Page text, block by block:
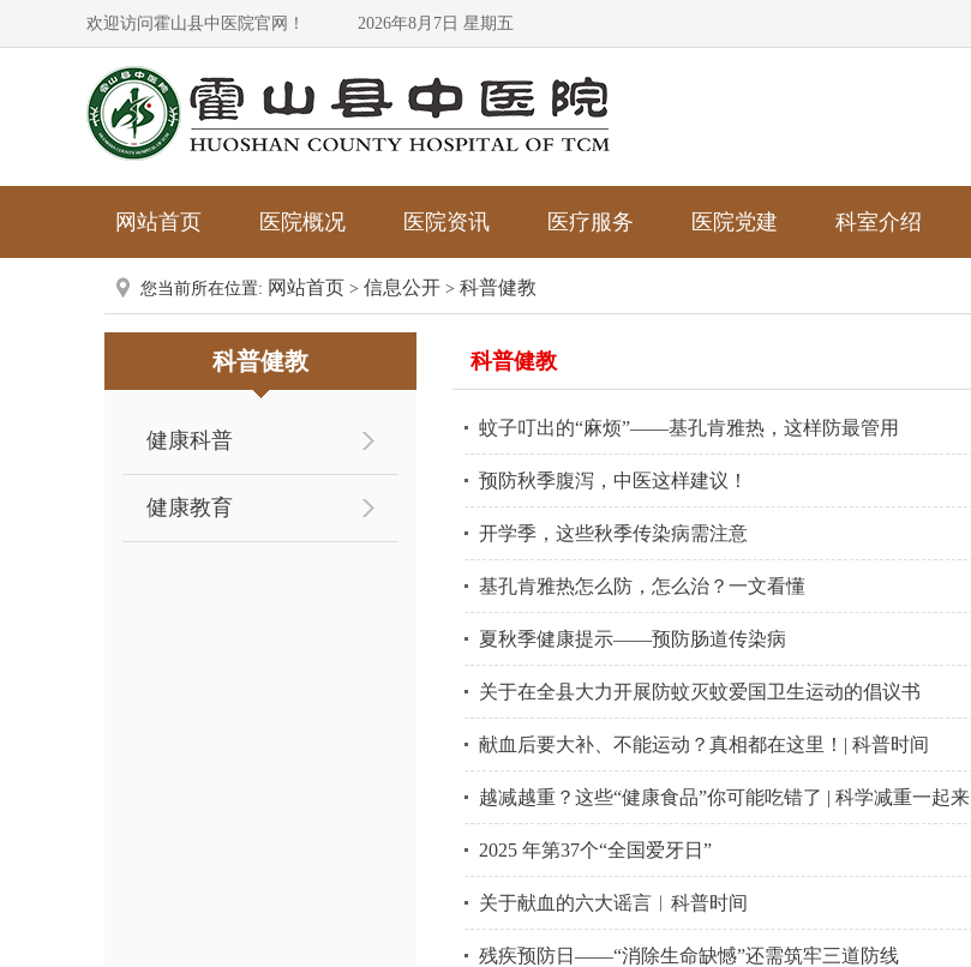
欢迎访问霍山县中医院官网！ 2026年8月7日 星期五
网站首页 医院概况 医院资讯 医疗服务 医院党建 科室介绍
您当前所在位置: 网站首页 > 信息公开 > 科普健教
科普健教
健康科普
健康教育
科普健教
蚊子叮出的“麻烦”——基孔肯雅热，这样防最管用
预防秋季腹泻，中医这样建议！
开学季，这些秋季传染病需注意
基孔肯雅热怎么防，怎么治？一文看懂
夏秋季健康提示——预防肠道传染病
关于在全县大力开展防蚊灭蚊爱国卫生运动的倡议书
献血后要大补、不能运动？真相都在这里！| 科普时间
越减越重？这些“健康食品”你可能吃错了 | 科学减重一起来
2025 年第37个“全国爱牙日”
关于献血的六大谣言︱科普时间
残疾预防日——“消除生命缺憾”还需筑牢三道防线